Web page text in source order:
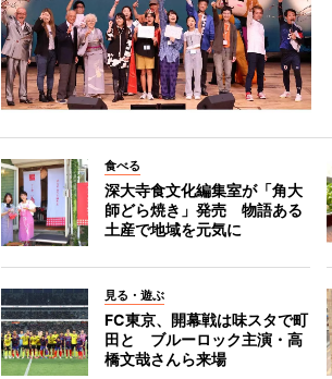
食べる
深大寺食文化編集室が「角大
師どら焼き」発売 物語ある
土産で地域を元気に
見る・遊ぶ
FC東京、開幕戦は味スタで町
田と ブルーロック主演・高
橋文哉さんら来場